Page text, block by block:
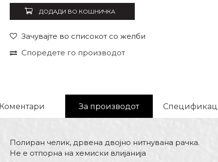
ДОДАДИ ВО КОШНИЧКА
Зачувајте во списокот со желби
Споредете го производот
За производот
Полиран челик, дрвена двојно нитнувана рачка.
Не е отпорна на хемиски влијанија